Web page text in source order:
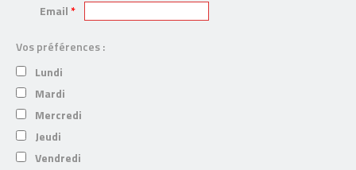
Email*
Vos préférences :
Lundi
Mardi
Mercredi
Jeudi
Vendredi